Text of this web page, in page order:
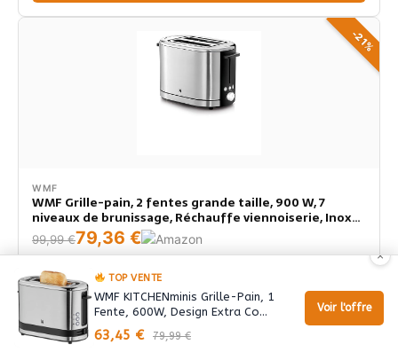
-21%
WMF
WMF Grille-pain, 2 fentes grande taille, 900 W, 7
niveaux de brunissage, Réchauffe viennoiserie, Inox
18/10 Cromargan, LONO 0414090011
99,99 €79,36 €
×
TOP VENTE
WMF KITCHENminis Grille-Pain, 1
Fente, 600W, Design Extra Co…
63,45 € 79,99 €
Voir l'offre